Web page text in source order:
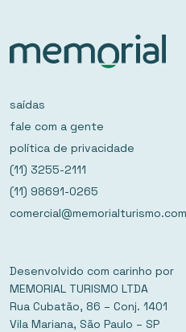
saídas
fale com a gente
política de privacidade
(11) 3255-2111
(11) 98691-0265
Desenvolvido com carinho por
MEMORIAL TURISMO LTDA
Rua Cubatão, 86 – Conj. 1401
Vila Mariana, São Paulo – SP